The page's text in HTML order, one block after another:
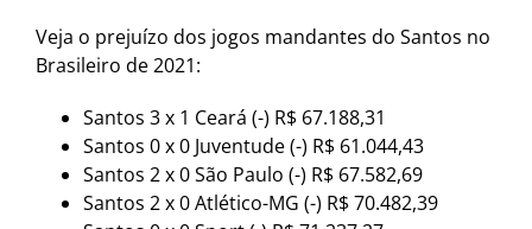
Veja o prejuízo dos jogos mandantes do Santos no
Brasileiro de 2021:
Santos 3 x 1 Ceará (-) R$ 67.188,31
Santos 0 x 0 Juventude (-) R$ 61.044,43
Santos 2 x 0 São Paulo (-) R$ 67.582,69
Santos 2 x 0 Atlético-MG (-) R$ 70.482,39